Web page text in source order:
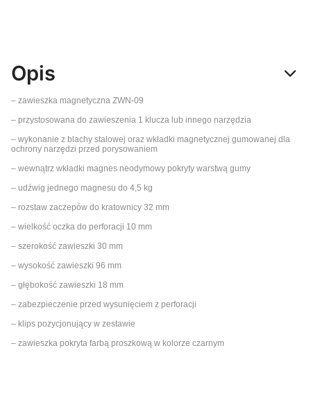
Opis
– zawieszka magnetyczna ZWN-09
– przystosowana do zawieszenia 1 klucza lub innego narzędzia
– wykonanie z blachy stalowej oraz wkładki magnetycznej gumowanej dla
ochrony narzędzi przed porysowaniem
– wewnątrz wkładki magnes neodymowy pokryty warstwą gumy
– udźwig jednego magnesu do 4,5 kg
– rozstaw zaczepów do kratownicy 32 mm
– wielkość oczka do perforacji 10 mm
– szerokość zawieszki 30 mm
– wysokość zawieszki 96 mm
– głębokość zawieszki 18 mm
– zabezpieczenie przed wysunięciem z perforacji
– klips pozycjonujący w zestawie
– zawieszka pokryta farbą proszkową w kolorze czarnym